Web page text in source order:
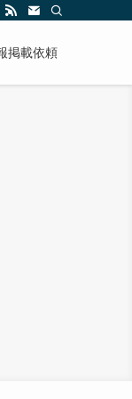
掲載依頼